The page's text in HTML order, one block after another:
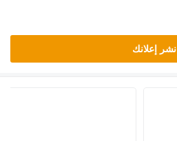
نشر إعلانك